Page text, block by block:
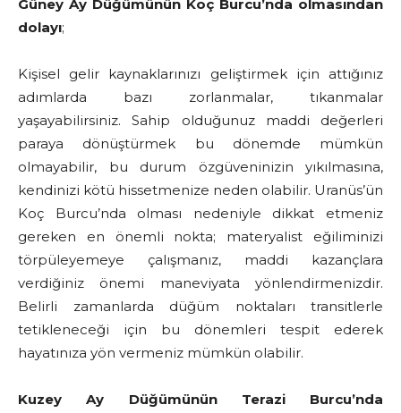
Güney Ay Düğümünün Koç Burcu’nda olmasından
dolayı;
Kişisel gelir kaynaklarınızı geliştirmek için attığınız
adımlarda bazı zorlanmalar, tıkanmalar
yaşayabilirsiniz. Sahip olduğunuz maddi değerleri
paraya dönüştürmek bu dönemde mümkün
olmayabilir, bu durum özgüveninizin yıkılmasına,
kendinizi kötü hissetmenize neden olabilir. Uranüs’ün
Koç Burcu’nda olması nedeniyle dikkat etmeniz
gereken en önemli nokta; materyalist eğiliminizi
törpüleyemeye çalışmanız, maddi kazançlara
verdiğiniz önemi maneviyata yönlendirmenizdir.
Belirli zamanlarda düğüm noktaları transitlerle
tetikleneceği için bu dönemleri tespit ederek
hayatınıza yön vermeniz mümkün olabilir.
Kuzey Ay Düğümünün Terazi Burcu’nda